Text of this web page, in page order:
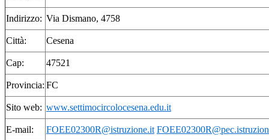
Indirizzo: Via Dismano, 4758
Città: Cesena
Cap: 47521
Provincia: FC
Sito web: www.settimocircolocesena.edu.it
E-mail: FOEE02300R@istruzione.it